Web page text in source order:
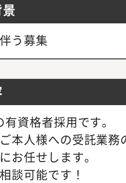
う募集
資格者採用です。
本人様への受託業務
お任せします。
談可能です！